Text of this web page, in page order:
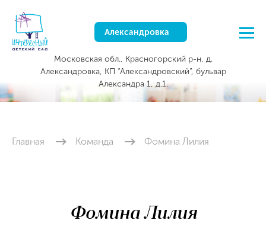
Александровка
Московская обл., Красногорский р-н, д.
Александровка, КП “Александровский”, бульвар
Александра 1, д.1.
Главная Команда Фомина Лилия
Фомина Лилия